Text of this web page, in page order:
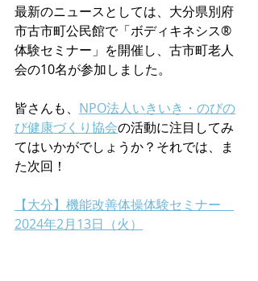
最新のニュースとしては、大分県別府
市古市町公民館で「ボディキネシス®
体験セミナー」を開催し、古市町老人
会の10名が参加しました。
皆さんも、 NPO法人いきいき・のびの
び健康づくり協会の活動に注目してみ
てはいかがでしょうか？それでは、ま
た次回！
【大分】機能改善体操体験セミナー
2024年2月13日（火）